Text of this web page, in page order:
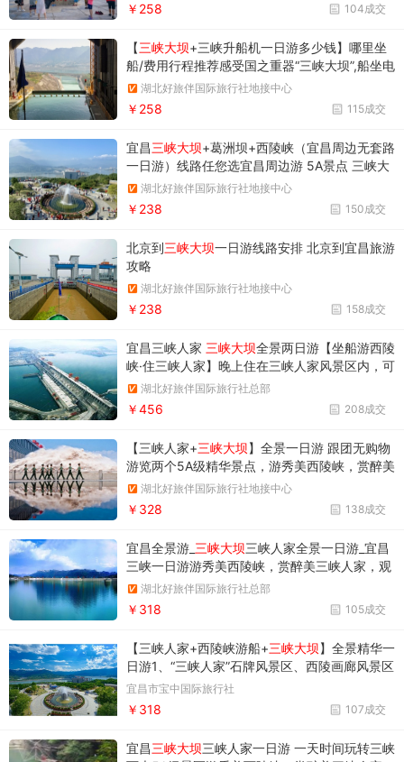
104成交
￥258
【三峡大坝+三峡升船机一日游多少钱】哪里坐
船/费用行程推荐感受国之重器“三峡大坝”,船坐电
梯“三峡升船机”
湖北好旅伴国际旅行社地接中心
115成交
￥258
宜昌三峡大坝+葛洲坝+西陵峡（宜昌周边无套路
一日游）线路任您选宜昌周边游 5A景点 三峡大
坝 葛洲坝 西陵峡 无购物 纯玩一日游
湖北好旅伴国际旅行社地接中心
150成交
￥238
北京到三峡大坝一日游线路安排 北京到宜昌旅游
攻略
湖北好旅伴国际旅行社地接中心
158成交
￥238
宜昌三峡人家 三峡大坝全景两日游【坐船游西陵
峡·住三峡人家】晚上住在三峡人家风景区内，可
以更加全面的享受峡江风情的美丽！
湖北好旅伴国际旅行社总部
208成交
￥456
【三峡人家+三峡大坝】全景一日游 跟团无购物
游览两个5A级精华景点，游秀美西陵峡，赏醉美
三峡人家，观雄伟三峡大坝。 体会毛主席诗
句“截断巫山云雨，高峡出平湖”的豪迈情怀！
湖北好旅伴国际旅行社地接中心
138成交
￥328
宜昌全景游_ 三峡大坝三峡人家全景一日游_宜昌
三峡一日游游秀美西陵峡，赏醉美三峡人家，观
雄伟三峡大坝
湖北好旅伴国际旅行社总部
105成交
￥318
【三峡人家+西陵峡游船+三峡大坝】全景精华一
日游1、“三峡人家”石牌风景区、西陵画廊风景区
和绵延38公里的原汁原味西陵峡谷风光组成。
2、“两坝一峡”集大坝揽胜、峡谷风光、主题公
园、休闲度假、爱国主义教育于一体，其自然风
宜昌市宝中国际旅行社
107成交
￥318
宜昌三峡大坝三峡人家一日游 一天时间玩转三峡